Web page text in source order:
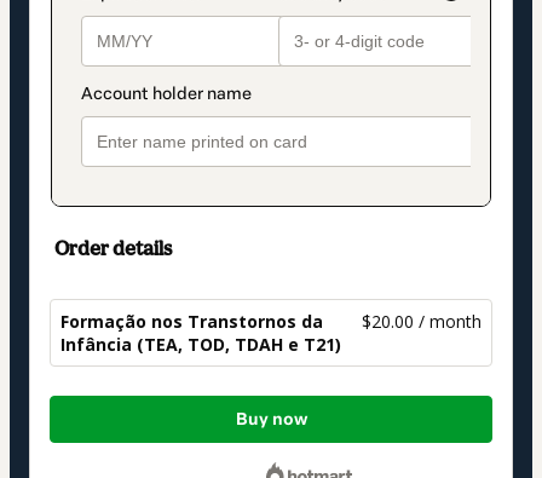
Order details
Formação nos Transtornos da
Infância (TEA, TOD, TDAH e T21)
$20.00 / month
Total
$20.00
Buy now